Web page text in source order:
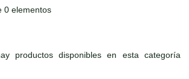
0 elementos
productos disponibles en esta categoría